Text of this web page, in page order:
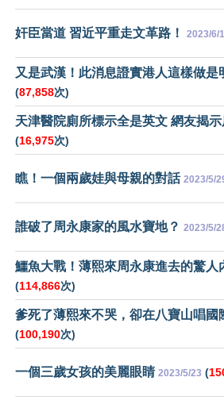
奸臣當道 習近平重走文革路！ 2023/6/1
又是武漢！此消息證實港人這樣做是
(87,858次)
天津醫院廁所標示全是英文 網友揭示
(16,975次)
瞧！一個兩歲娃與母親的對話 2023/5/
誰破了周永康家的風水寶地？ 2023/5/
鱷魚大戰！薄熙來周永康進去的驚人
(114,866次)
爹死了薄熙來不哭，卻在八寶山唱國
(100,190次)
一個三歲女孩的美麗眼睛 2023/5/23 (